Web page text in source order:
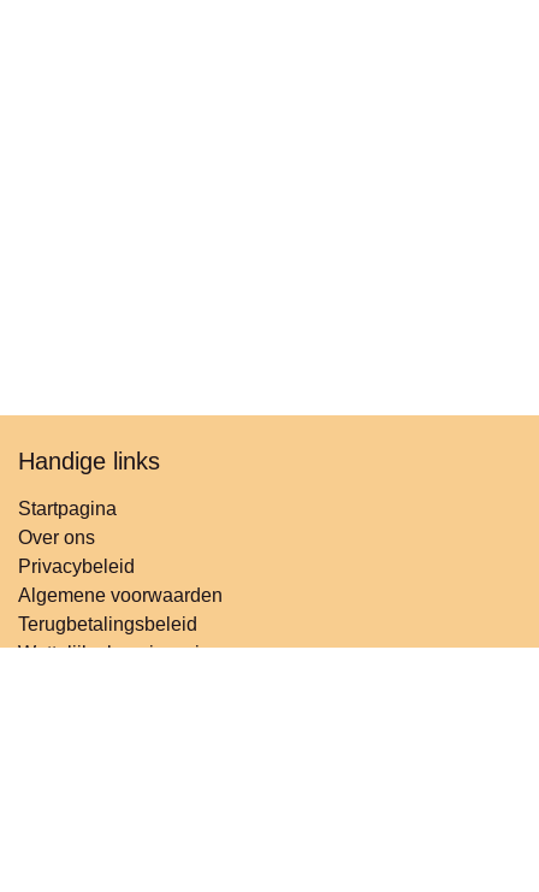
Handige links
Startpagina
Over ons
Privacybeleid
Algemene voorwaarden
Terugbetalingsbeleid
Wettelijke kennisgeving